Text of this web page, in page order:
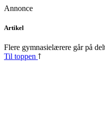
Annonce
Skip
content
Artikel
Flere gymnasielærere går på
Til toppen